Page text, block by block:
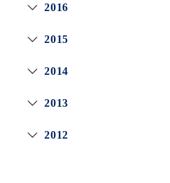
2016
2015
2014
2013
2012